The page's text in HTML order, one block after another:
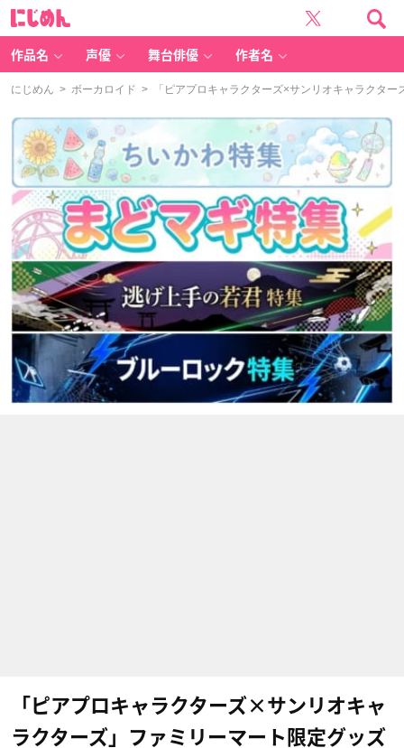
作品名 声優 舞台俳優 作者名
にじめん > ボーカロイド > 「ピアプロキャラクターズ×サンリオキャラクタ
「ピアプロキャラクターズ×サンリオキャ
ラクターズ」ファミリーマート限定グッズ